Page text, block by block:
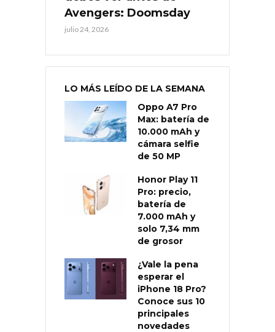
Avengers: Doomsday
julio 24, 2026
LO MÁS LEÍDO DE LA SEMANA
Oppo A7 Pro
Max: batería de
10.000 mAh y
cámara selfie
de 50 MP
Honor Play 11
Pro: precio,
batería de
7.000 mAh y
solo 7,34 mm
de grosor
¿Vale la pena
esperar el
iPhone 18 Pro?
Conoce sus 10
principales
novedades